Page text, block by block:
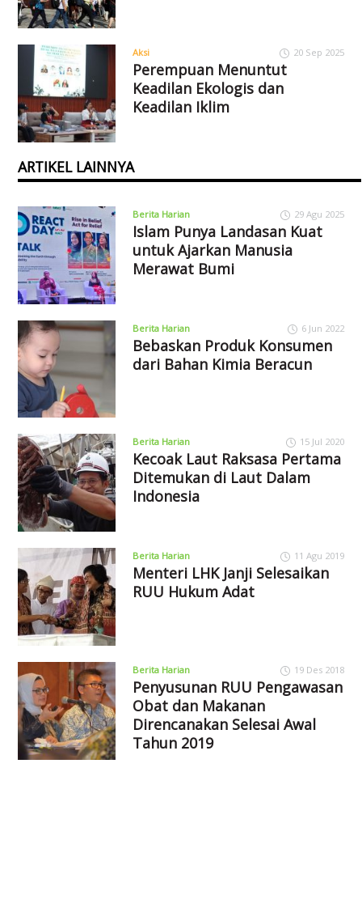
Aksi 20 Sep 2025
Perempuan Menuntut
Keadilan Ekologis dan
Keadilan Iklim
ARTIKEL LAINNYA
Berita Harian 29 Agu 2025
Islam Punya Landasan Kuat
untuk Ajarkan Manusia
Merawat Bumi
Berita Harian 6 Jun 2022
Bebaskan Produk Konsumen
dari Bahan Kimia Beracun
Berita Harian 15 Jul 2020
Kecoak Laut Raksasa Pertama
Ditemukan di Laut Dalam
Indonesia
Berita Harian 11 Agu 2019
Menteri LHK Janji Selesaikan
RUU Hukum Adat
Berita Harian 19 Des 2018
Penyusunan RUU Pengawasan
Obat dan Makanan
Direncanakan Selesai Awal
Tahun 2019